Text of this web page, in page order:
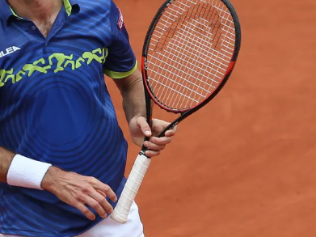
Moderní pětiboj
Motorsport
Olympijské hry
Parasport
Plavání
Plážový volejbal
Triatlon
Veslování
Vodní slalom